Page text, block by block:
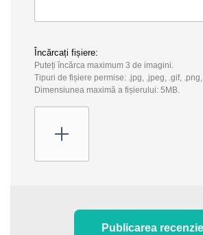
Încărcați fișiere:
Puteți încărca maximum 3 de imagini.
Tipuri de fișiere permise: .jpg, .jpeg, .gif,
Dimensiunea maximă a fișierului: 5MB.
Publicarea